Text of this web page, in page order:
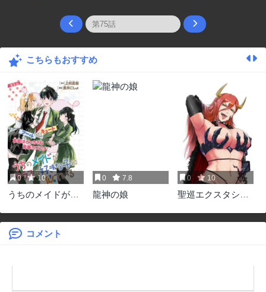
こちらもおすすめ
0 10
うちのメイドがク
0 7.8
龍神の娘
0 10
聖巡エクスタシー
コメント